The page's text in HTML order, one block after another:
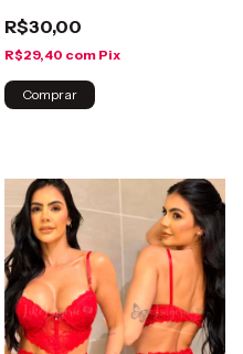
R$30,00
R$29,40 com Pix
Comprar